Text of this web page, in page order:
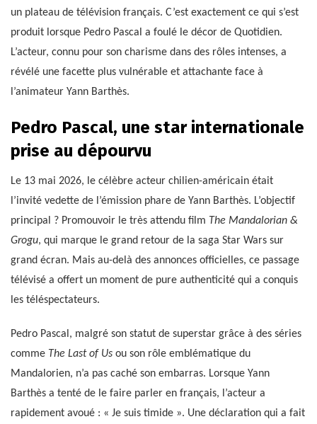
un plateau de télévision français. C’est exactement ce qui s’est
produit lorsque Pedro Pascal a foulé le décor de Quotidien.
L’acteur, connu pour son charisme dans des rôles intenses, a
révélé une facette plus vulnérable et attachante face à
l’animateur Yann Barthès.
Pedro Pascal, une star internationale
prise au dépourvu
Le 13 mai 2026, le célèbre acteur chilien-américain était
l’invité vedette de l’émission phare de Yann Barthès. L’objectif
principal ? Promouvoir le très attendu film The Mandalorian &
Grogu, qui marque le grand retour de la saga Star Wars sur
grand écran. Mais au-delà des annonces officielles, ce passage
télévisé a offert un moment de pure authenticité qui a conquis
les téléspectateurs.
Pedro Pascal, malgré son statut de superstar grâce à des séries
comme The Last of Us ou son rôle emblématique du
Mandalorien, n’a pas caché son embarras. Lorsque Yann
Barthès a tenté de le faire parler en français, l’acteur a
rapidement avoué : « Je suis timide ». Une déclaration qui a fait